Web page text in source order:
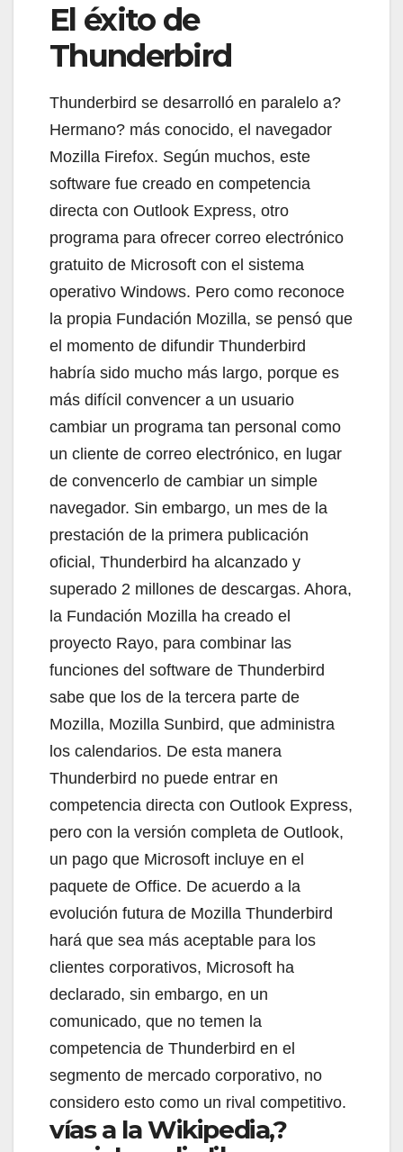
El éxito de
Thunderbird
Thunderbird se desarrolló en paralelo a?
Hermano? más conocido, el navegador
Mozilla Firefox. Según muchos, este
software fue creado en competencia
directa con Outlook Express, otro
programa para ofrecer correo electrónico
gratuito de Microsoft con el sistema
operativo Windows. Pero como reconoce
la propia Fundación Mozilla, se pensó que
el momento de difundir Thunderbird
habría sido mucho más largo, porque es
más difícil convencer a un usuario
cambiar un programa tan personal como
un cliente de correo electrónico, en lugar
de convencerlo de cambiar un simple
navegador. Sin embargo, un mes de la
prestación de la primera publicación
oficial, Thunderbird ha alcanzado y
superado 2 millones de descargas. Ahora,
la Fundación Mozilla ha creado el
proyecto Rayo, para combinar las
funciones del software de Thunderbird
sabe que los de la tercera parte de
Mozilla, Mozilla Sunbird, que administra
los calendarios. De esta manera
Thunderbird no puede entrar en
competencia directa con Outlook Express,
pero con la versión completa de Outlook,
un pago que Microsoft incluye en el
paquete de Office. De acuerdo a la
evolución futura de Mozilla Thunderbird
hará que sea más aceptable para los
clientes corporativos, Microsoft ha
declarado, sin embargo, en un
comunicado, que no temen la
competencia de Thunderbird en el
segmento de mercado corporativo, no
considero esto como un rival competitivo.
vías a la Wikipedia,?